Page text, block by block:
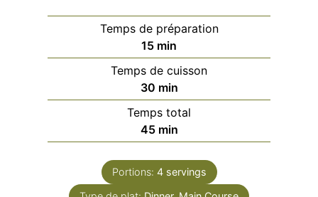
Temps total
45 minutes
min
Portions: 4 servings
Type de plat:Dinner, Main Course
Cuisine:Italian, Mediterranean
Calories:600